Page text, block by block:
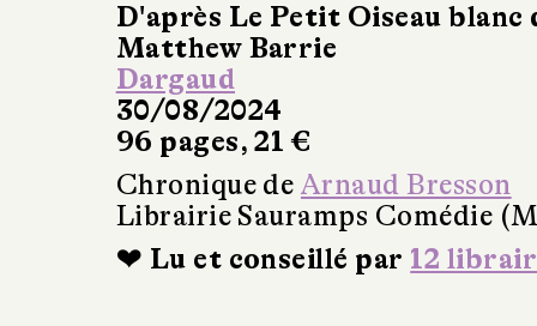
D'après Le Petit Oiseau blanc
Matthew Barrie
Dargaud
30/08/2024
96 pages, 21 €
Chronique de Arnaud Bresson
Librairie Sauramps Comédie
❤ Lu et conseillé par 12